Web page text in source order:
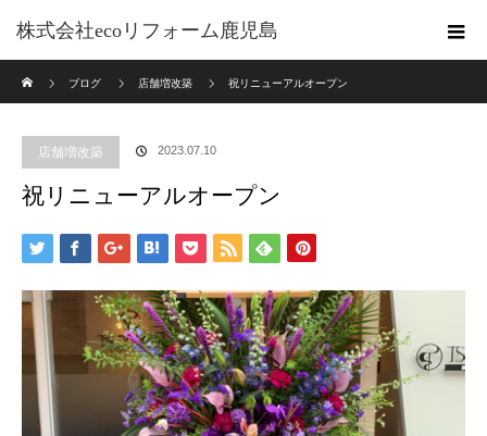
株式会社ecoリフォーム鹿児島
ブログ
店舗増改築 祝リニューアルオープン
店舗増改築 2023.07.10
祝リニューアルオープン